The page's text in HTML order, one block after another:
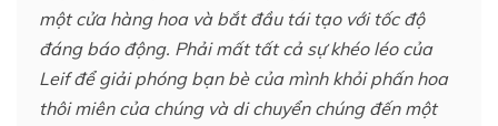
một cửa hàng hoa và bắt đầu tái tạo với tốc độ
đáng báo động. Phải mất tất cả sự khéo léo của
Leif để giải phóng bạn bè của mình khỏi phấn hoa
thôi miên của chúng và di chuyển chúng đến một